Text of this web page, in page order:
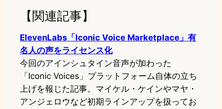
【関連記事】
ElevenLabs「Iconic Voice Marketplace」有
名人の声をライセンス化
今回のアインシュタイン音声が加わった
「Iconic Voices」プラットフォーム自体の立ち
上げを報じた記事。マイケル・ケインやマヤ・
アンジェロウなど初期ラインアップを扱ってお